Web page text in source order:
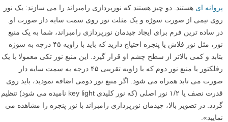
پروانه ای هستند. دو چیز هستند که نورپردازی رامبراند را می سازند: یک نور
روی نیمی از صورت سوژه و یک مثلث نور روی سمت سایه دار صورت او.
در ساده ترین فرم برای ایجاد چیدمان نورپردازی رامبراند، شما به یک منبع
نور، مثل نور فلاش یا پنجره احتیاج دارید که باید با زاویه ۴۵ درجه به سوژه
بتابد و کمی بالاتر از سطح چشم او قرار گیرد. این منبع نور تکی معمولا با یک
رفلکتور یا منبع نور دوم که با زاویه تقریبی ۴۵ درجه به سمت سایه دار
صورت می تابد همراه می شود. اگر منبع نور دومی اضافه نمودید، باید روی
قدرت نصف یا ۱/۲ نور اصلی (که نور کلیدی key light نامیده می شود) تنظیم
گردد. در تصویر بالا، چیدمان نورپردازی رامبراند با نور پنجره را مشاهده می
نمایید».